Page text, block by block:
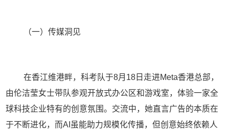
（一）传媒洞见
在香江维港畔，科考队于8月 18 日走进Meta香港总部，
由伦洁莹女士带队参观开放式办公区和游戏室，体验一家全
球科技企业特有的创意氛围。交流中，她直言广告的本质在
于不断进化，而AI 虽能助力规模化传播，但创意始终依赖人